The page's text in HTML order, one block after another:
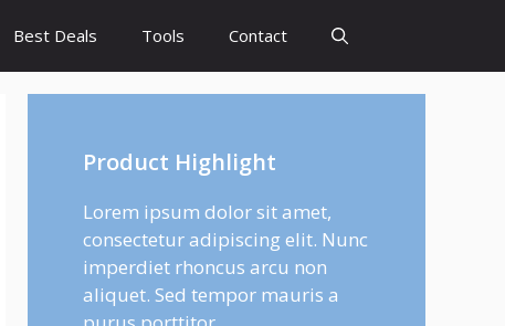
Best Deals Tools Contact
Product Highlight
Lorem ipsum dolor sit amet,
consectetur adipiscing elit. Nunc
imperdiet rhoncus arcu non
aliquet. Sed tempor mauris a